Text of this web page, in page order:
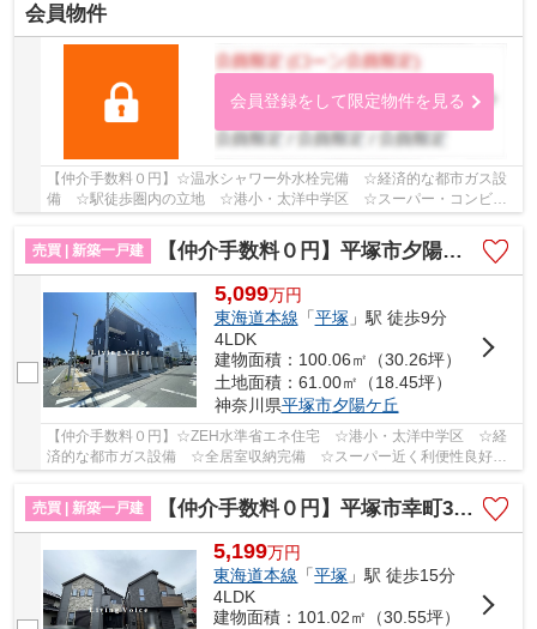
会員物件
会員登録をして限定物件を見る
【仲介手数料０円】☆温水シャワー外水栓完備 ☆経済的な都市ガス設
備 ☆駅徒歩圏内の立地 ☆港小・太洋中学区 ☆スーパー・コンビニ
売買 | 新築一戸建
【仲介手数料０円】平塚市夕陽ケ丘2期 新築一戸建て 1号棟 全2棟
5,099万円
東海道本線 「平塚」駅 徒歩9分
4LDK
建物面積：100.06㎡（30.26坪）
土地面積：61.00㎡（18.45坪）
神奈川県平塚市夕陽ケ丘
【仲介手数料０円】☆ZEH水準省エネ住宅 ☆港小・太洋中学区 ☆経
済的な都市ガス設備 ☆全居室収納完備 ☆スーパー近く利便性良好
売買 | 新築一戸建
【仲介手数料０円】平塚市幸町3期 新築一戸建て 全2棟
5,199万円
東海道本線 「平塚 」駅 徒歩15分
4LDK
建物面積：101.02㎡（30.55坪）